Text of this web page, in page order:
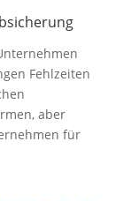
Fehlzeiten
aber
für